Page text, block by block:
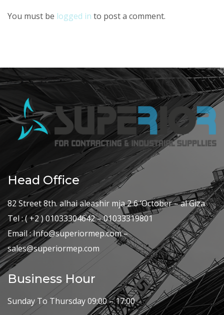
You must be logged in to post a comment.
Head Office
82 Street 8th. alhai aleashir mja 2 6 ‘October – al Giza
Tel : ( +2 ) 01033304642 – 01033319801
Email : Info@superiormep.com –
sales@superiormep.com
Business Hour
Sunday To Thursday 09:00 – 17:00